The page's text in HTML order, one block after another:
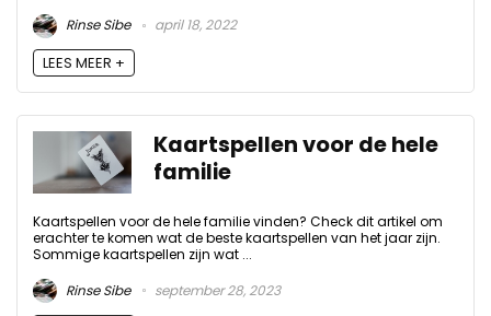
Rinse Sibe
april 18, 2022
LEES MEER +
Kaartspellen voor de hele
familie
Kaartspellen voor de hele familie vinden? Check dit artikel om
erachter te komen wat de beste kaartspellen van het jaar zijn.
Sommige kaartspellen zijn wat ...
Rinse Sibe
september 28, 2023